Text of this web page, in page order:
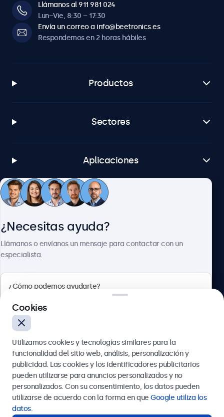
Llámanos al 911 981 024
Lun–Vie, 8:30 – 17:30
Envía un correo a info@beetronics.es
Respondemos en 2 horas hábiles
Productos
Sectores
Aplicaciones
Atención al cliente
4.8/5 la valoración de 5000+ empresas
Español
¿Necesitas ayuda?
Llámanos o envíanos un mensaje para contactar con un
especialista.
Enviar
Cookies
Utilizamos cookies y tecnologías similares para la
funcionalidad del sitio web, análisis, personalización y
publicidad. Las cookies y los identificadores publicitarios
pueden utilizarse para anuncios personalizados y no
personalizados. Con su consentimiento, los datos pueden
utilizarse de acuerdo con la forma en que Google utiliza los
datos.